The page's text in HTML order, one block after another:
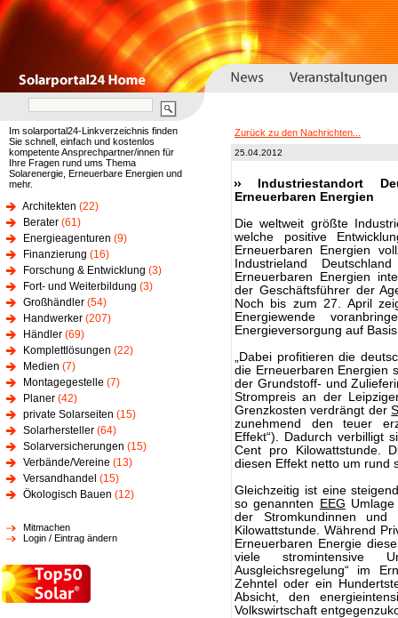
Im solarportal24-Linkverzeichnis finden
Sie schnell, einfach und kostenlos
kompetente Ansprechpartner/innen für
Ihre Fragen rund ums Thema
Solarenergie, Erneuerbare Energien und
mehr.
Architekten (22)
Berater (61)
Energieagenturen (9)
Finanzierung (16)
Forschung & Entwicklung (3)
Fort- und Weiterbildung (3)
Großhändler (54)
Handwerker (207)
Händler (69)
Komplettlösungen (22)
Medien (7)
Montagegestelle (7)
Planer (42)
private Solarseiten (15)
Solarhersteller (64)
Solarversicherungen (15)
Verbände/Vereine (13)
Versandhandel (15)
Ökologisch Bauen (12)
Mitmachen
Login / Eintrag ändern
Zurück zu den Nachrichten...
25.04.2012
Industriestandort
Erneuerbaren Energien
Die weltweit größte
welche positive
Erneuerbaren Energien
Industrieland
Erneuerbaren Energien
der Geschäftsführer der
Noch bis zum 27. April
Energiewende
Energieversorgung auf
„Dabei profitieren die
die Erneuerbaren Energien
der Grundstoff- und
Strompreis an der
Grenzkosten verdrängt der
zunehmend den teuer
Effekt“). Dadurch verbilligt
Cent pro Kilowattstunde.
diesen Effekt netto um rund
Gleichzeitig ist eine
so genannten
EEG
der Stromkundinnen
Kilowattstunde. Während
Erneuerbaren Energie
viele stromintensive
Ausgleichsregelung“ im
Zehntel oder ein
Absicht, den
Volkswirtschaft